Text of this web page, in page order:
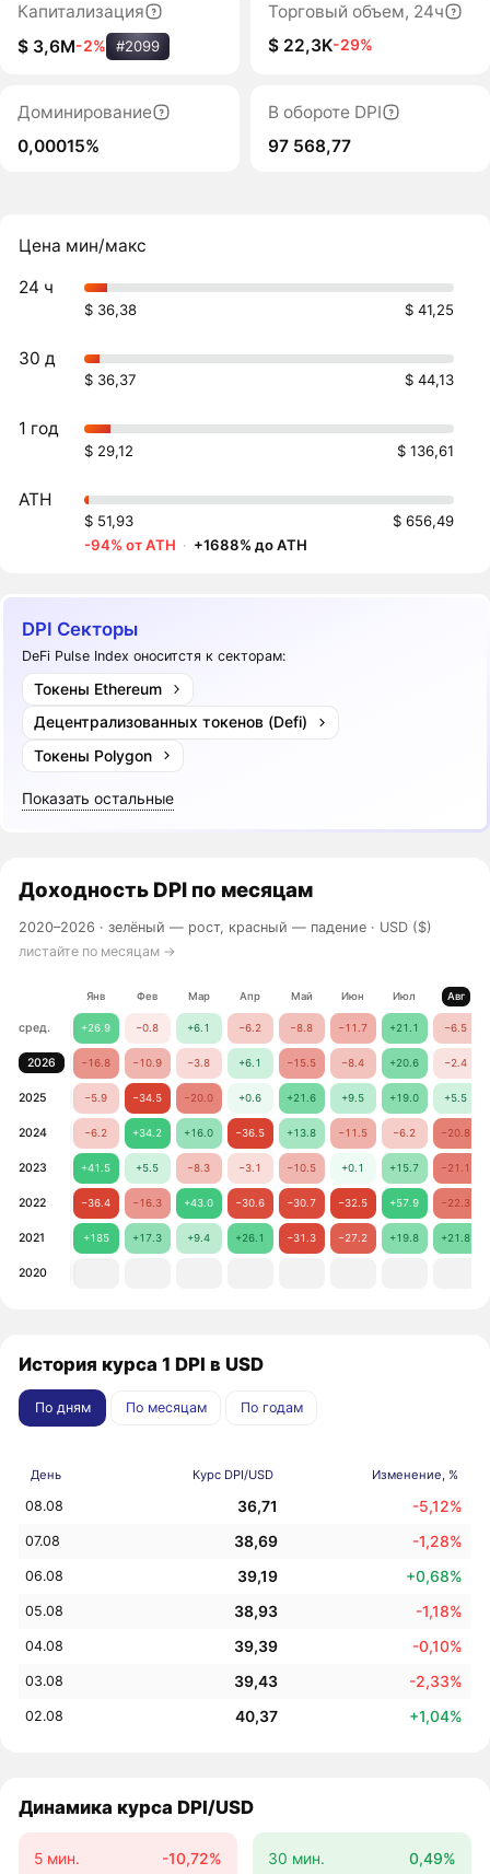
Капитализация
$ 3,6M-2% #2099
Торговый объем, 24ч
$ 22,3K-29%
Доминирование
0,00015%
В обороте DPI
97 568,77
Цена мин/макс
24 ч
$ 36,38 $ 41,25
30 д
$ 36,37 $ 44,13
1 год
$ 29,12 $ 136,61
ATH
$ 51,93
$ 656,49
-94% от ATH · +1688% до ATH
DPI Секторы
DeFi Pulse Index оноситстя к секторам:
Токены Ethereum
Децентрализованных токенов (Defi)
Токены Polygon
Показать остальные
Доходность DPI по месяцам
2020–2026 ·зелёный — рост, красный — падение · USD ($)
листайте по месяцам →
Янв Фев Мар Апр Май Июн Июл Авг
сред. +26.9 −0.8 +6.1 −6.2 −8.8 −11.7 +21.1 −6.5
2026 −16.8 −10.9 −3.8 +6.1 −15.5 −8.4 +20.6 −2.4
2025 −5.9 −34.5 −20.0 +0.6 +21.6 +9.5 +19.0 +5.5
2024 −6.2 +34.2 +16.0 −36.5 +13.8 −11.5 −6.2 −20.8
2023 +41.5 +5.5 −8.3 −3.1 −10.5 +0.1 +15.7 −21.1
2022 −36.4 −16.3 +43.0 −30.6 −30.7 −32.5 +57.9 −22.3
2021 +185 +17.3 +9.4 +26.1 −31.3 −27.2 +19.8 +21.8
2020
История курса 1 DPI в USD
По дням По месяцам По годам
День Курс DPI/USD Изменение, %
08.08 36,71 -5,12%
07.08 38,69 -1,28%
06.08 39,19 +0,68%
05.08 38,93 -1,18%
04.08 39,39 -0,10%
03.08 39,43 -2,33%
02.08 40,37 +1,04%
Динамика курса DPI/USD
5 мин. -10,72% 30 мин. 0,49%